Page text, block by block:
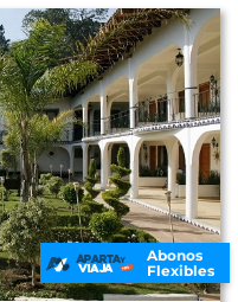
Abonos
Flexibles